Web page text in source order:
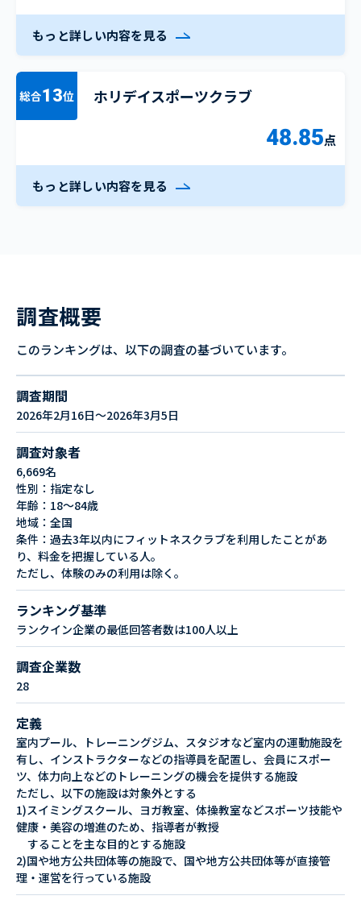
もっと詳しい内容を見る
総合13位 ホリデイスポーツクラブ
48.85点
もっと詳しい内容を見る
調査概要
このランキングは、以下の調査の基づいています。
調査期間
2026年2月16日～2026年3月5日
調査対象者
6,669名
性別：指定なし
年齢：18～84歳
地域：全国
条件：過去3年以内にフィットネスクラブを利用したことがあ
り、料金を把握している人。
ただし、体験のみの利用は除く。
ランキング基準
ランクイン企業の最低回答者数は100人以上
調査企業数
28
定義
室内プール、トレーニングジム、スタジオなど室内の運動施設を
有し、インストラクターなどの指導員を配置し、会員にスポー
ツ、体力向上などのトレーニングの機会を提供する施設
ただし、以下の施設は対象外とする
1)スイミングスクール、ヨガ教室、体操教室などスポーツ技能や
健康・美容の増進のため、指導者が教授
することを主な目的とする施設
2)国や地方公共団体等の施設で、国や地方公共団体等が直接管
理・運営を行っている施設